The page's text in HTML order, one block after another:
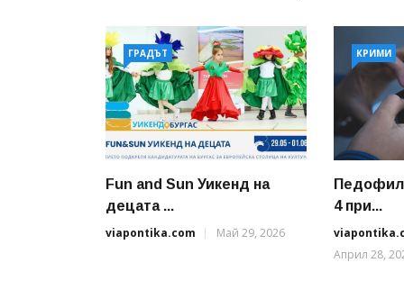
ГРАДЪТ
Fun and Sun Уикенд на
децата ...
viapontika.com
Май 29, 2026
КРИМИ
4 при...
Април 28,